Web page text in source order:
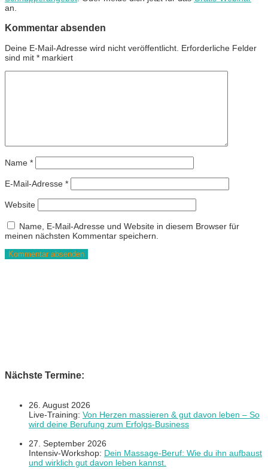
an.
Kommentar absenden
Deine E-Mail-Adresse wird nicht veröffentlicht. Erforderliche Felder
sind mit * markiert
Name *
E-Mail-Adresse *
Website
Name, E-Mail-Adresse und Website in diesem Browser für
meinen nächsten Kommentar speichern.
Nächste Termine:
26. August 2026
Live-Training: Von Herzen massieren & gut davon leben – So
wird deine Berufung zum Erfolgs-Business
27. September 2026
Intensiv-Workshop: Dein Massage-Beruf: Wie du ihn aufbaust
und wirklich gut davon leben kannst.